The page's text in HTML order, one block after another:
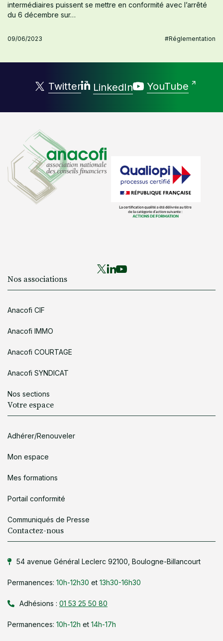
intermédiaires puissent se mettre en conformité avec l’arrêté
du 6 décembre sur…
09/06/2023 #Réglementation
Twitter LinkedIn YouTube
Nos associations
Anacofi CIF
Anacofi IMMO
Anacofi COURTAGE
Anacofi SYNDICAT
Nos sections
Votre espace
Adhérer/Renouveler
Mon espace
Mes formations
Portail conformité
Communiqués de Presse
Contactez-nous
54 avenue Général Leclerc 92100, Boulogne-Billancourt
Permanences: 10h-12h30 et 13h30-16h30
Adhésions : 01 53 25 50 80
Permanences: 10h-12h et 14h-17h